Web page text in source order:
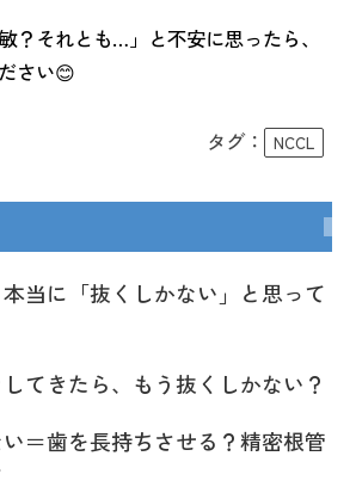
？それとも…」と不安に思ったら、
さい😊
タグ： NCCL
当に「抜くしかない」と思って
てきたら、もう抜くしかない？
＝歯を長持ちさせる？精密根管